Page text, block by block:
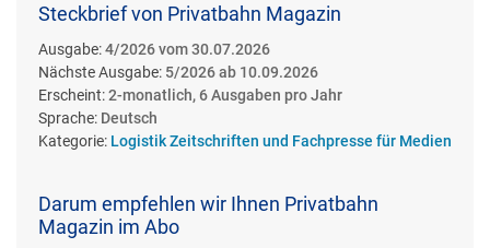
Steckbrief von Privatbahn Magazin
Ausgabe:4/2026 vom 30.07.2026
Nächste Ausgabe: 5/2026 ab 10.09.2026
Erscheint:2-monatlich, 6 Ausgaben pro Jahr
Sprache: Deutsch
Kategorie: Logistik Zeitschriften und Fachpresse für Medien
Darum empfehlen wir Ihnen Privatbahn
Magazin im Abo